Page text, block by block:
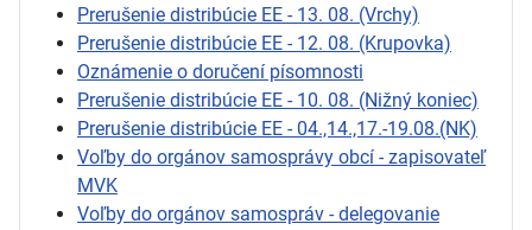
Prerušenie distribúcie EE - 13. 08. (Vrchy)
Prerušenie distribúcie EE - 12. 08. (Krupovka)
Oznámenie o doručení písomnosti
Prerušenie distribúcie EE - 10. 08. (Nižný koniec)
Prerušenie distribúcie EE - 04.,14.,17.-19.08.(NK)
Voľby do orgánov samosprávy obcí - zapisovateľ
MVK
Voľby do orgánov samospráv - delegovanie